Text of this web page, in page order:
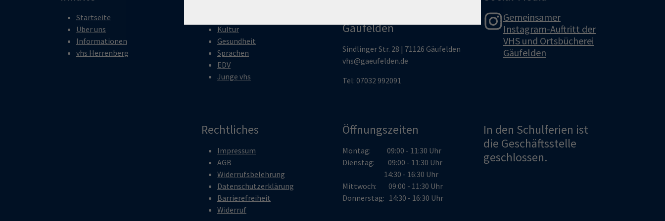
Startseite
Über uns
Informationen
vhs Herrenberg
Kultur
Gesundheit
Sprachen
EDV
Junge vhs
Gäufelden
Sindlinger Str. 28 | 71126 Gäufelden
vhs@gaeufelden.de
Tel: 07032 992091
Gemeinsamer
Instagram-Auftritt der
VHS und Ortsbücherei
Gäufelden
Rechtliches
Impressum
AGB
Widerrufsbelehrung
Datenschutzerklärung
Barrierefreiheit
Widerruf
Öffnungszeiten
Montag: 09:00 - 11:30 Uhr
Dienstag: 09:00 - 11:30 Uhr
14:30 - 16:30 Uhr
Mittwoch: 09:00 - 11:30 Uhr
Donnerstag: 14:30 - 16:30 Uhr
In den Schulferien ist
die Geschäftsstelle
geschlossen.